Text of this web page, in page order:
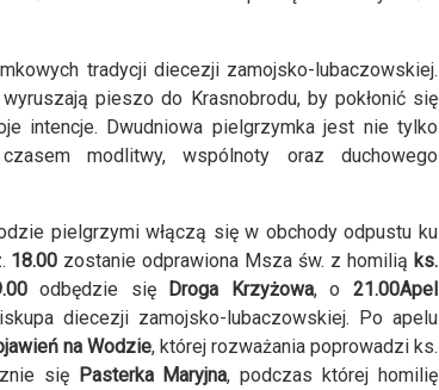
tradycji diecezji zamojsko-lubaczowskiej.
pieszo do Krasnobrodu, by pokłonić się
intencje. Dwudniowa pielgrzymka jest nie tylko
modlitwy, wspólnoty oraz duchowego
pielgrzymi włączą się w obchody odpustu ku
18.00 zostanie odprawiona Msza św. z homilią ks.
odbędzie się Droga Krzyżowa, o21.00Apel
diecezji zamojsko-lubaczowskiej. Po apelu
na Wodzie, której rozważania poprowadzi ks.
się Pasterka Maryjna, podczas której homilię